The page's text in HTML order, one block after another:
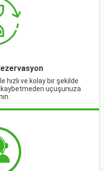
hızlı ve kolay bir şekilde
uçuşunuza